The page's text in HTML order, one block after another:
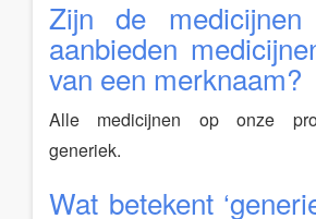
Zijn de
aanbieden
van een merknaam?
Alle medicijnen op onze
generiek.
Wat betekent